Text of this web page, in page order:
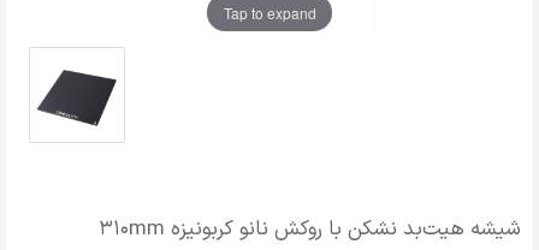
Tap to expand
شیشه هیت‌بد نشکن با روکش نانو کربونیزه 310mm